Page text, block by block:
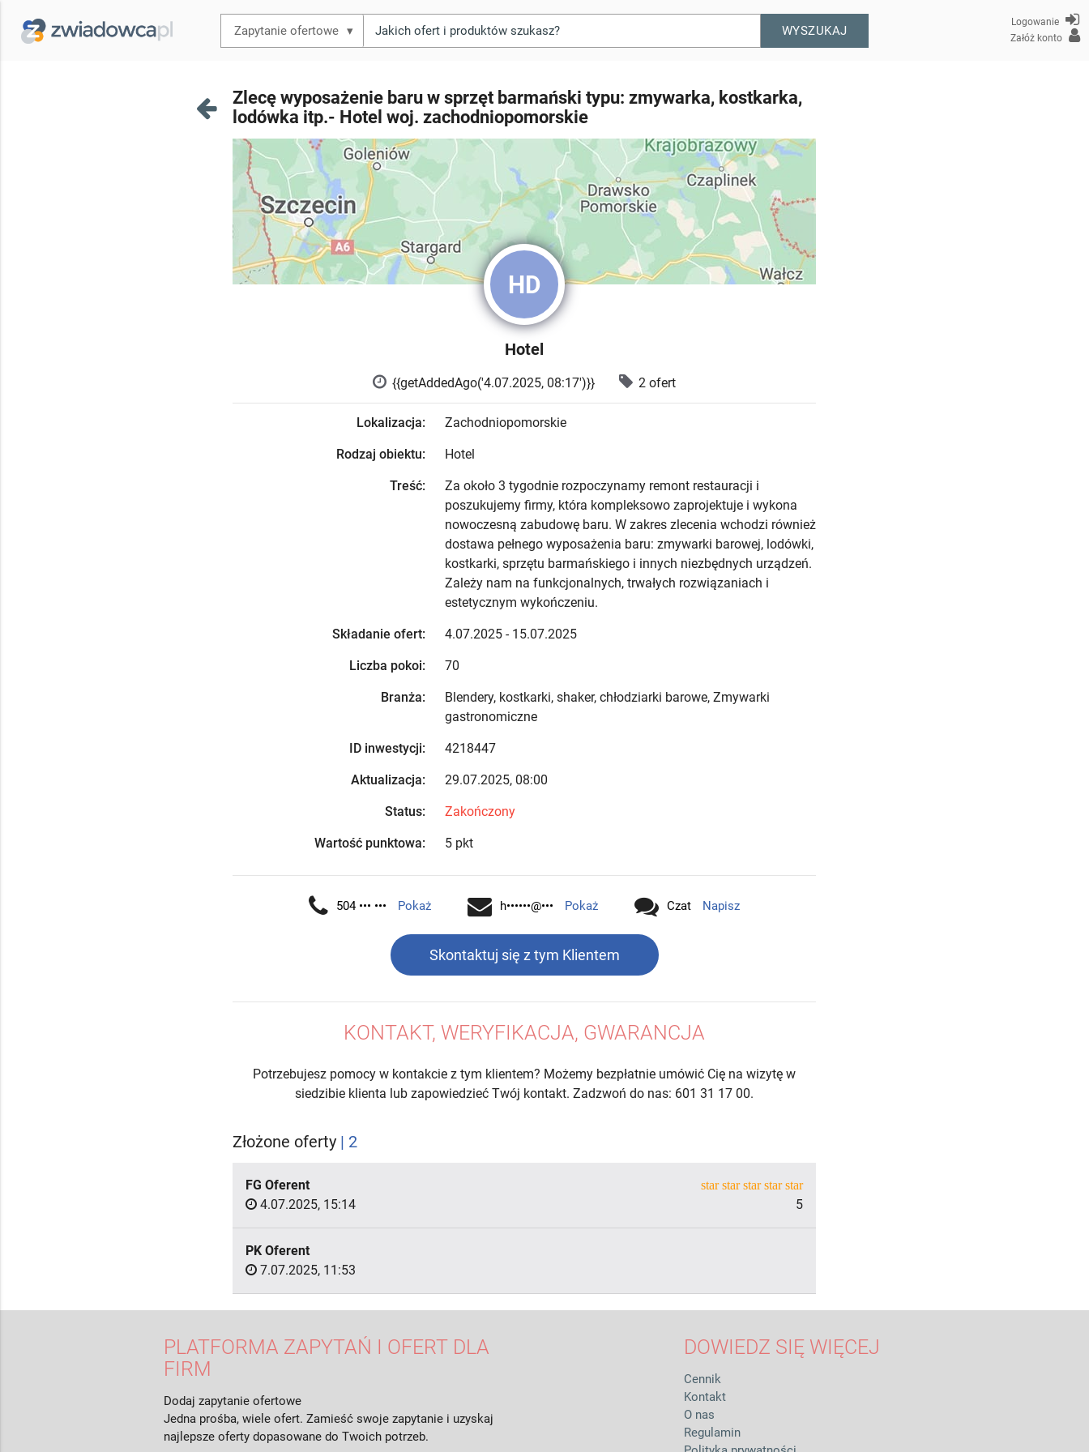
▾ WYSZUKAJ
Logowanie
Załóż konto
Zlecę wyposażenie baru w sprzęt barmański typu: zmywarka, kostkarka,
lodówka itp.- Hotel woj. zachodniopomorskie
HD
Hotel
{{getAddedAgo('4.07.2025, 08:17')}} 2 ofert
Lokalizacja: Zachodniopomorskie
Rodzaj obiektu: Hotel
Treść:
Za około 3 tygodnie rozpoczynamy remont restauracji i
poszukujemy firmy, która kompleksowo zaprojektuje i wykona
nowoczesną zabudowę baru. W zakres zlecenia wchodzi również
dostawa pełnego wyposażenia baru: zmywarki barowej, lodówki,
kostkarki, sprzętu barmańskiego i innych niezbędnych urządzeń.
Zależy nam na funkcjonalnych, trwałych rozwiązaniach i
estetycznym wykończeniu.
Składanie ofert: 4.07.2025 - 15.07.2025
Liczba pokoi: 70
Branża:
Blendery, kostkarki, shaker, chłodziarki barowe, Zmywarki
gastronomiczne
ID inwestycji: 4218447
Aktualizacja: 29.07.2025, 08:00
Status: Zakończony
Wartość punktowa: 5 pkt
504 ••• ••• Pokaż h••••••@••• Pokaż Czat Napisz
Skontaktuj się z tym Klientem
KONTAKT, WERYFIKACJA, GWARANCJA
Potrzebujesz pomocy w kontakcie z tym klientem? Możemy bezpłatnie umówić Cię na wizytę w
siedzibie klienta lub zapowiedzieć Twój kontakt. Zadzwoń do nas: 601 31 17 00.
Złożone oferty | 2
FG Oferent
4.07.2025, 15:14
star star star star star
5
PK Oferent
7.07.2025, 11:53
PLATFORMA ZAPYTAŃ I OFERT DLA
FIRM
Dodaj zapytanie ofertowe
Jedna prośba, wiele ofert. Zamieść swoje zapytanie i uzyskaj
najlepsze oferty dopasowane do Twoich potrzeb.
DOWIEDZ SIĘ WIĘCEJ
Cennik
Kontakt
O nas
Regulamin